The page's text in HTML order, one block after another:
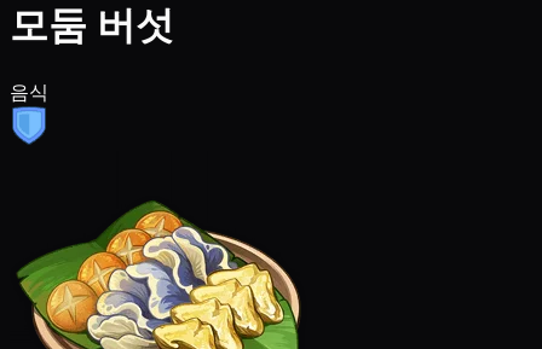
모둠 버섯
음식